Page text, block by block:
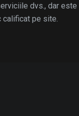
dvs., dar este
pe site.